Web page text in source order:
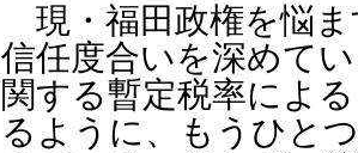
現・福田政権を悩ま
信任度合いを深めて
関する暫定税率によ
るように、もうひと